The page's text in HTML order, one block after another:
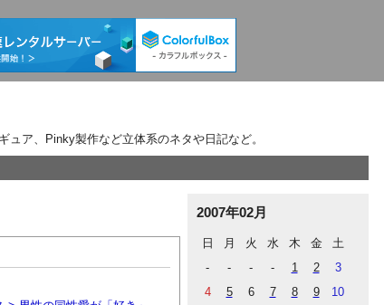
ア、Pinky製作など立体系のネタや日記など。
2007年02月
日 月 火 水 木 金
土
-
- - - 1 2
3
4
5 6 7 8 9
10